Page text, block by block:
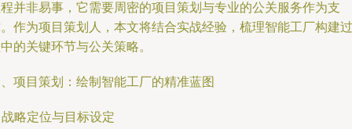
并非易事，它需要周密的项目策划与专业的公关服务作为支
作为项目策划人，本文将结合实战经验，梳理智能工厂构建过
的关键环节与公关策略。
项目策划：绘制智能工厂的精准蓝图
略定位与目标设定